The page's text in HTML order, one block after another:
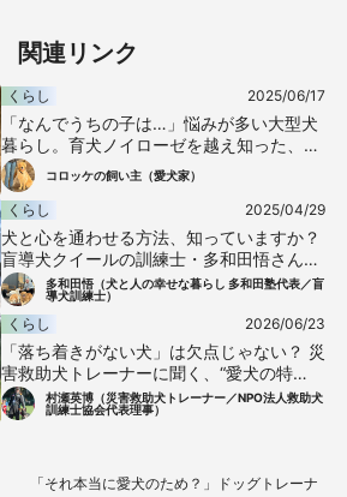
関連リンク
くらし 2025/06/17
「なんでうちの子は…」悩みが多い大型犬
暮らし。育犬ノイローゼを越え知った、愛
犬の歩幅コロッケの飼い主（愛犬家）
くらし 2025/04/29
犬と心を通わせる方法、知っていますか？
盲導犬クイールの訓練士・多和田悟さん流
のコミュニケーション術
多和田悟（犬と人の幸せな暮らし 多和田塾代表／盲
導犬訓練士）
くらし 2026/06/23
「落ち着きがない犬」は欠点じゃない？ 災
害救助犬トレーナーに聞く、“愛犬の特
性”との向き合い方
村瀬英博（災害救助犬トレーナー／NPO法人救助犬
訓練士協会代表理事）
「それ本当に愛犬のため？」ドッグトレーナ